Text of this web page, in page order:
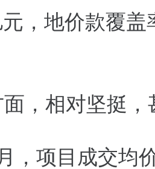
，地价款覆盖
，相对坚挺，
，项目成交均